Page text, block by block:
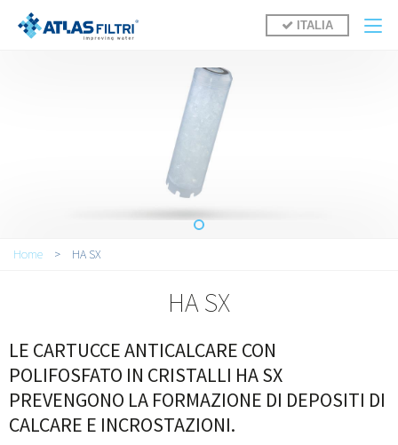
Salta al contenuto principale
ITALIA
Tu sei qui
Home > HA SX
HA SX
LE CARTUCCE ANTICALCARE CON
POLIFOSFATO IN CRISTALLI HA SX
PREVENGONO LA FORMAZIONE DI DEPOSITI DI
CALCARE E INCROSTAZIONI.